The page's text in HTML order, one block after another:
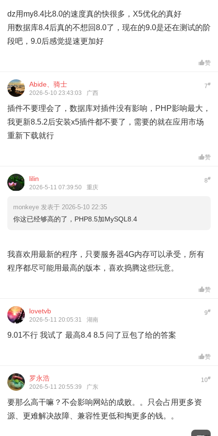
dz用my8.4比8.0的速度真的快很多，X5优化的真好
用数据库8.4后真的不想回8.0了，现在的9.0是还在测试的阶
段吧，9.0后感觉提速更加好
赞
7#
Abide、骑士
2026-5-10 23:43:03 广西
插件不要理会了，数据库对插件没有影响，PHP影响最大，
我更新8.5.2后安装x5插件都不要了，需要的就在应用市场
重新下载就行
赞
8#
lilin
2026-5-11 07:39:50 重庆
monkeye 发表于 2026-5-10 22:35
你这已经够高的了，PHP8.5加MySQL8.4
我喜欢用最新的程序，只要服务器4G内存可以承受，所有
程序都尽可能用最高的版本，喜欢捣腾这些玩意。
赞
9#
lovetvb
2026-5-11 20:05:31 湖南
9.01不行 我试了 最高8.4 8.5 问了豆包了给的答案
赞
10#
罗永浩
2026-5-11 20:55:39 广东
要那么高干嘛？不会影响网站的成败。。只会占用更多资
源、更难解决故障、兼容性更低和掏更多的钱。。